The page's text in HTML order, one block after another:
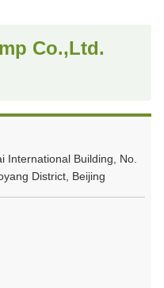
Co.,Ltd.
International Building, No.
District, Beijing